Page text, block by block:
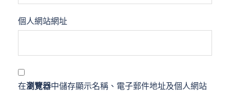
個人網站網址
在瀏覽器中儲存顯示名稱、電子郵件地址及個人網站